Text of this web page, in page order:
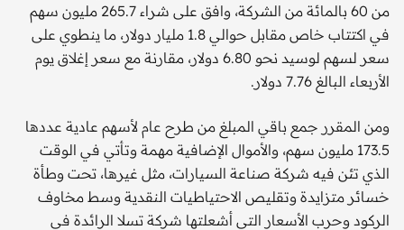
من 60 بالمائة من الشركة، وافق على شراء 265.7 مليون سهم
في اكتتاب خاص مقابل حوالي 1.8 مليار دولار، ما ينطوي على
سعر لسهم لوسيد نحو 6.80 دولار، مقارنة مع سعر إغلاق يوم
الأربعاء البالغ 7.76 دولار.
ومن المقرر جمع باقي المبلغ من طرح عام لأسهم عادية عددها
173.5 مليون سهم، والأموال الإضافية مهمة وتأتي في الوقت
الذي تئن فيه شركة صناعة السيارات، مثل غيرها، تحت وطأة
خسائر متزايدة وتقليص الاحتياطيات النقدية وسط مخاوف
الركود وحرب الأسعار التي أشعلتها شركة تسلا الرائدة في